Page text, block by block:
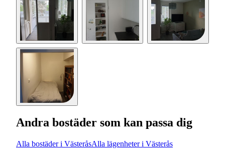
Andra bostäder som kan passa dig
Alla bostäder i VästeråsAlla lägenheter i Västerås